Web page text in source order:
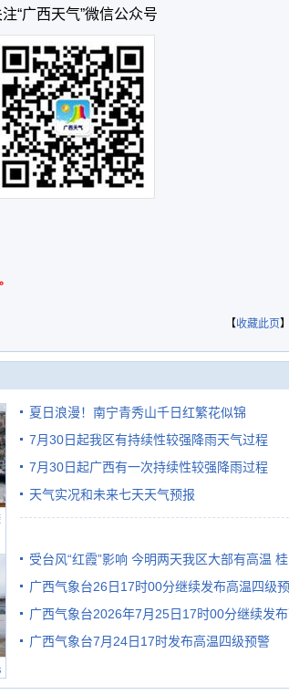
注“广西天气”微信公众号
【收藏此页
夏日浪漫！南宁青秀山千日红繁花似锦
7月30日起我区有持续性较强降雨天气过程
7月30日起广西有一次持续性较强降雨过程
天气实况和未来七天天气预报
受台风“红霞”影响 今明两天我区大部有高温
有较强降雨
广西气象台26日17时00分继续发布高温四级
广西气象台2026年7月25日17时00分继续发
级预警
广西气象台7月24日17时发布高温四级预警